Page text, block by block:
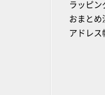
ラッピン
おまとめ
アドレス